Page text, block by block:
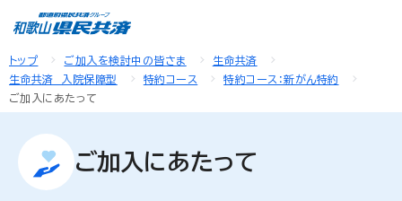
トップ ご加入を検討中の皆さま
生命共済
生命共済 入院保障型
特約コース
特約コース：新がん特約
ご加入にあたって
ご加入にあたって